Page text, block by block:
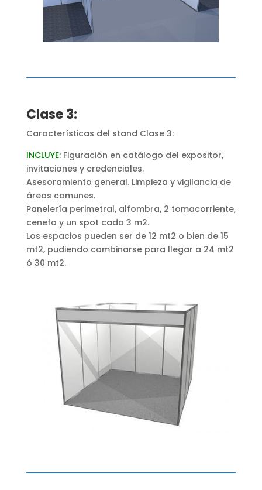
Clase 3:
Características del stand Clase 3:
INCLUYE: Figuración en catálogo del expositor,
invitaciones y credenciales.
Asesoramiento general. Limpieza y vigilancia de
áreas comunes.
Panelería perimetral, alfombra, 2 tomacorriente,
cenefa y un spot cada 3 m2.
Los espacios pueden ser de 12 mt2 o bien de 15
mt2, pudiendo combinarse para llegar a 24 mt2
ó 30 mt2.